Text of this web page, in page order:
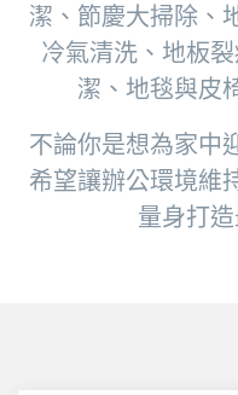
潔、節慶大掃除、
冷氣清洗、地板
潔、地毯與皮
不論你是想為家中
希望讓辦公環境維
量身打